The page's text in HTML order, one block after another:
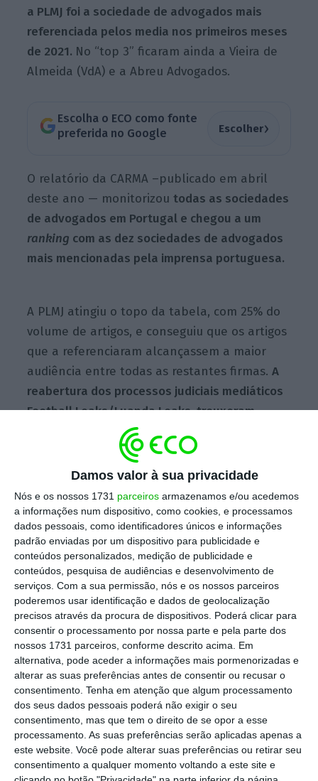
Damos valor à sua privacidade
Nós e os nossos 1731 parceiros armazenamos e/ou acedemos
a informações num dispositivo, como cookies, e processamos
dados pessoais, como identificadores únicos e informações
padrão enviadas por um dispositivo para publicidade e
conteúdos personalizados, medição de publicidade e
conteúdos, pesquisa de audiências e desenvolvimento de
serviços. Com a sua permissão, nós e os nossos parceiros
poderemos usar identificação e dados de geolocalização
precisos através da procura de dispositivos. Poderá clicar para
consentir o processamento por nossa parte e pela parte dos
nossos 1731 parceiros, conforme descrito acima. Em
alternativa, pode aceder a informações mais pormenorizadas e
alterar as suas preferências antes de consentir ou recusar o
consentimento. Tenha em atenção que algum processamento
dos seus dados pessoais poderá não exigir o seu
consentimento, mas que tem o direito de se opor a esse
processamento. As suas preferências serão aplicadas apenas a
este website. Você pode alterar suas preferências ou retirar seu
consentimento a qualquer momento voltando a este site e
a PLMJ foi a sociedade de advogados mais
referenciada pelos media nos primeiros meses
de 2021. No “top 3” ficaram ainda a Vieira de
Almeida (VdA) e a Abreu Advogados.
Escolha o ECO como fonte
preferida no Google
Escolher›
O relatório da CARMA –publicado em abril
deste ano — monitorizoutodas as sociedades
de advogados em Portugal e chegou a um
ranking com as dez sociedades de advogados
mais mencionadas pela imprensa portuguesa.
A PLMJ atingiu o topo da tabela, com 25% do
volume de artigos, e conseguiu que os artigos
que a referenciaram alcançassem a maior
audiência entre todas as restantes firmas.A
reabertura dos processos judiciais mediáticos
Football Leaks/Luanda Leaks, trouxeram
mediatismo ao maior escritório de advogados
Conheça as 42 empresas da Business Roundtable
Portugal
Ler Mais
Em segundo lugar na tabela ficoua VdA, como
um volume de artigos publicados a rondar os
16%, seguida pela Abreu Advogados (10%),
Linklaters (10%) e a Morais Leitão (9%).
“Num setor extremamente competitivo e com
casos cada vez mais mediáticos, que expõem
cada vez mais os profissionais da área
jurídica, as sociedades de advogados
comunicam cada vez mais sobre as diversas
áreas do direito”, refere a CARMA.